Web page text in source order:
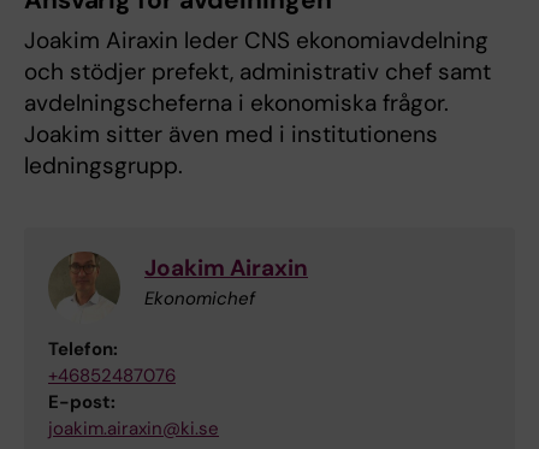
Joakim Airaxin leder CNS ekonomiavdelning
och stödjer prefekt, administrativ chef samt
avdelningscheferna i ekonomiska frågor.
Joakim sitter även med i institutionens
ledningsgrupp.
Joakim Airaxin
Ekonomichef
Telefon:
+46852487076
E-post:
joakim.airaxin@ki.se